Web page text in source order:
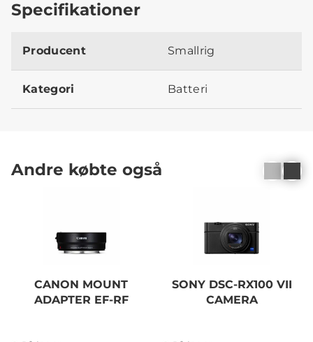
Specifikationer
Producent Smallrig
Kategori Batteri
Andre købte også
CANON MOUNT
ADAPTER EF-RF
SONY DSC-RX100 VII
CAMERA